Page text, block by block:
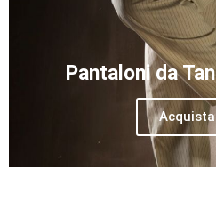
Pantaloni da